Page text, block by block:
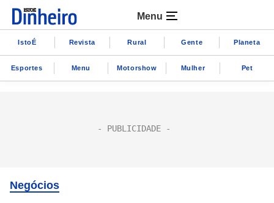
Menu
IstoÉ Revista Rural Gente Planeta
Esportes Menu Motorshow Mulher Pet
Negócios